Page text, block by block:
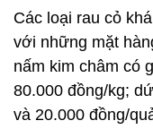
Các loại rau cỏ
với những mặt
nấm kim châm có
80.000 đồng/kg;
và 20.000 đồng/